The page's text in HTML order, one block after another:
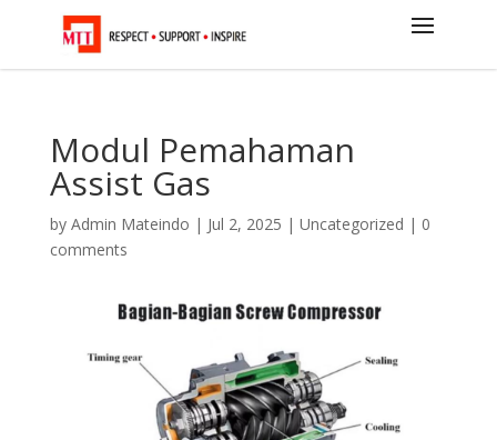
Modul Pemahaman
Assist Gas
by Admin Mateindo | Jul 2, 2025 | Uncategorized | 0
comments